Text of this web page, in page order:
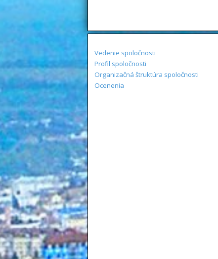
Vedenie spoločnosti
Profil spoločnosti
Organizačná štruktúra spoločnosti
Ocenenia